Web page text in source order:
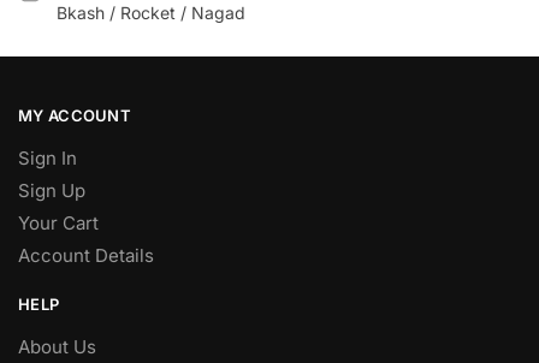
Bkash / Rocket / Nagad
MY ACCOUNT
Sign In
Sign Up
Your Cart
Account Details
HELP
About Us